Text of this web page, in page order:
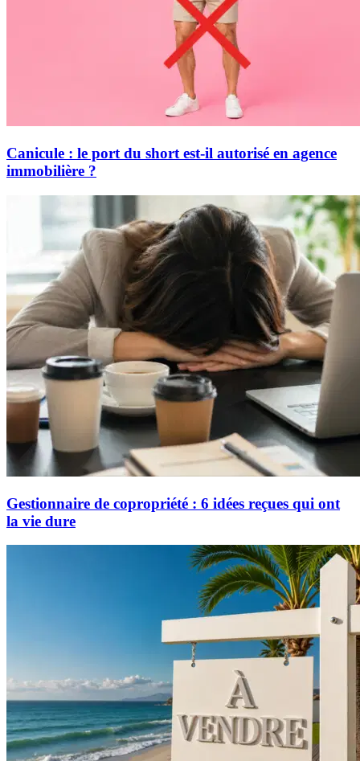
Canicule : le port du short est-il autorisé en agence
immobilière ?
Gestionnaire de copropriété : 6 idées reçues qui ont
la vie dure